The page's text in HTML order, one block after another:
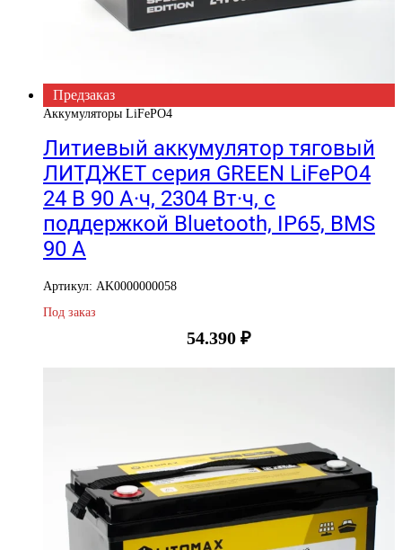
Предзаказ
Аккумуляторы LiFePO4
Литиевый аккумулятор тяговый
ЛИТДЖЕТ серия GREEN LiFePO4
24 В 90 А·ч, 2304 Вт·ч, c
поддержкой Bluetooth, IP65, BMS
90 А
Артикул: AK0000000058
Под заказ
54.390 ₽